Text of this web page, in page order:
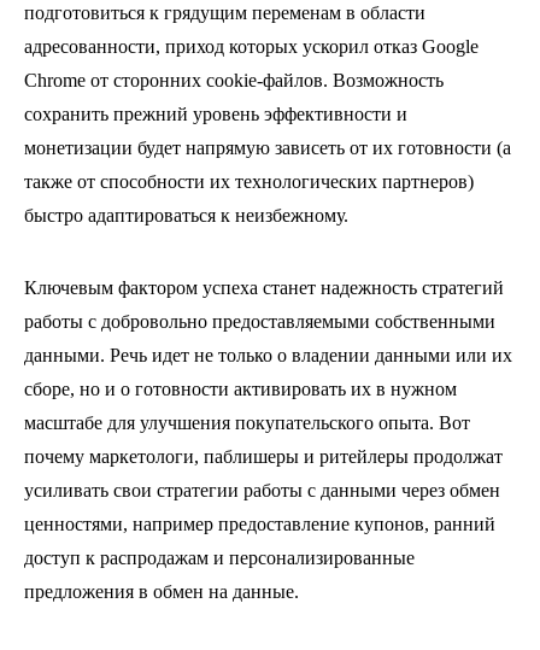
подготовиться к грядущим переменам в области
адресованности, приход которых ускорил отказ Google
Chrome от сторонних cookie-файлов. Возможность
сохранить прежний уровень эффективности и
монетизации будет напрямую зависеть от их готовности (а
также от способности их технологических партнеров)
быстро адаптироваться к неизбежному.
Ключевым фактором успеха станет надежность стратегий
работы с добровольно предоставляемыми собственными
данными. Речь идет не только о владении данными или их
сборе, но и о готовности активировать их в нужном
масштабе для улучшения покупательского опыта. Вот
почему маркетологи, паблишеры и ритейлеры продолжат
усиливать свои стратегии работы с данными через обмен
ценностями, например предоставление купонов, ранний
доступ к распродажам и персонализированные
предложения в обмен на данные.